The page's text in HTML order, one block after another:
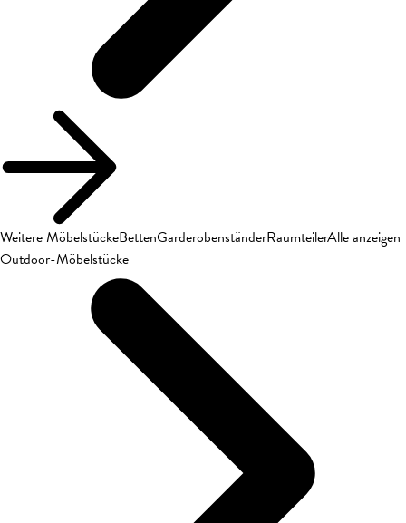
Weitere MöbelstückeBettenGarderobenständerRaumteilerAlle anzeigen
Outdoor-Möbelstücke